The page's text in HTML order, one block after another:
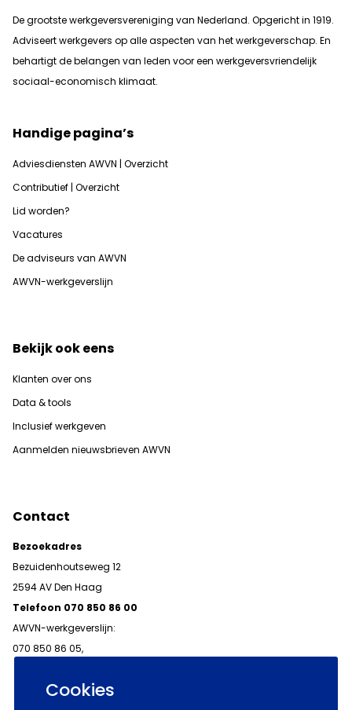
Cookies
De grootste werkgeversvereniging van Nederland. Opgericht in 1919.
Adviseert werkgevers op alle aspecten van het werkgeverschap. En
behartigt de belangen van leden voor een werkgeversvriendelijk
sociaal-economisch klimaat.
Handige pagina’s
Adviesdiensten AWVN | Overzicht
Contributief | Overzicht
Lid worden?
Vacatures
De adviseurs van AWVN
AWVN-werkgeverslijn
Bekijk ook eens
Klanten over ons
Data & tools
Inclusief werkgeven
Aanmelden nieuwsbrieven AWVN
Contact
Bezoekadres
Bezuidenhoutseweg 12
2594 AV Den Haag
Telefoon 070 850 86 00
AWVN-werkgeverslijn:
070 850 86 05,